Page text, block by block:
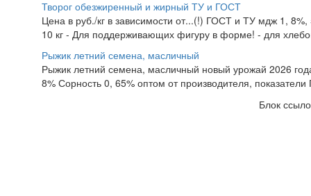
Творог обезжиренный и жирный ТУ и ГОСТ
Цена в руб./кг в зависимости от...(!) ГОСТ и ТУ мдж 1,
10 кг - Для поддерживающих фигуру в форме! - для
Рыжик летний семена, масличный
Рыжик летний семена, масличный новый урожай 2026
8% Сорность 0, 65% оптом от производителя,
Блок